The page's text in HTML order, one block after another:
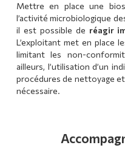
Mettre en place une
l’activité microbiologique
il est possible de réagir
L’exploitant met en place
limitant les non-
ailleurs, l’utilisation d’un
procédures de nettoyage
nécessaire.